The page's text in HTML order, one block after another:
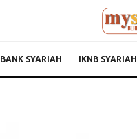
BANK SYARIAH IKNB SYARIAH